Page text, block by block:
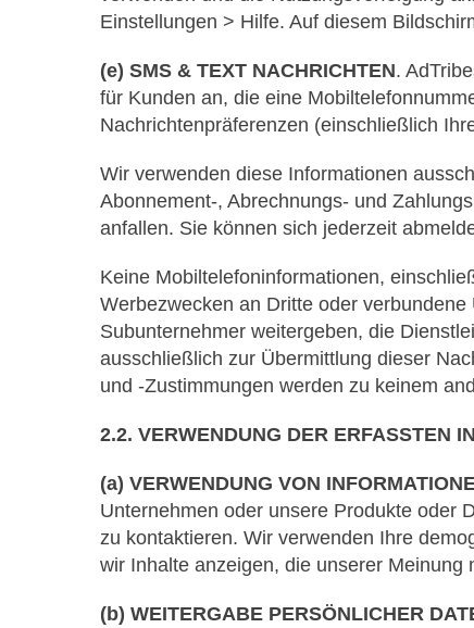
Einstellungen > Hilfe. Auf diesem
(e) SMS & TEXT NACHRICHTEN.
für Kunden an, die eine
Nachrichtenpräferenzen (einschließlich
Wir verwenden diese Informationen
Abonnement-, Abrechnungs- und
anfallen. Sie können sich jederzeit
Keine Mobiltelefoninformationen,
Werbezwecken an Dritte oder
Subunternehmer weitergeben, die
ausschließlich zur Übermittlung dieser
und -Zustimmungen werden zu keinem
2.2. VERWENDUNG DER ERFASSTEN
(a) VERWENDUNG VON
Unternehmen oder unsere Produkte oder
zu kontaktieren. Wir verwenden Ihre
wir Inhalte anzeigen, die unserer
(b) WEITERGABE PERSÖNLICHER